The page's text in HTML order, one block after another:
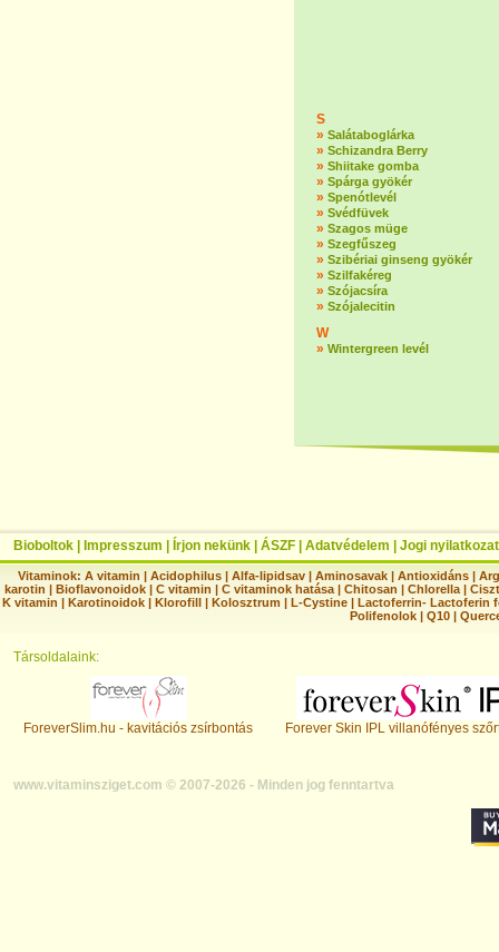
S
» Salátaboglárka
» Schizandra Berry
» Shiitake gomba
» Spárga gyökér
» Spenótlevél
» Svédfüvek
» Szagos müge
» Szegfűszeg
» Szibériai ginseng gyökér
» Szilfakéreg
» Szójacsíra
» Szójalecitin
W
» Wintergreen levél
Bioboltok Impresszum Írjon nekünk ÁSZF Adatvédelem Jogi nyilatkozat
Vitaminok: A vitamin |Acidophilus |Alfa-lipidsav |Aminosavak |Antioxidáns |
karotin | Bioflavonoidok | C vitamin | C vitaminok hatása | Chitosan | Chlorella |
K vitamin | Karotinoidok | Klorofill | Kolosztrum | L-Cystine | Lactoferrin- Lactoferin
Polifenolok |Q10 |
Társoldalaink:
ForeverSlim.hu - kavitációs zsírbontás Forever Skin IPL villanófényes
www.vitaminsziget.com © 2007-2026 - Minden jog fenntartva